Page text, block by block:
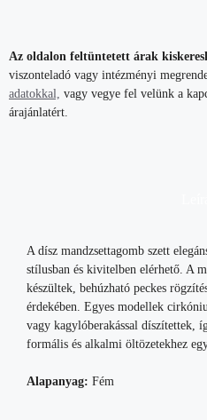
Az oldalon feltüntetett árak
viszonteladó vagy intézményi
adatokkal, vagy vegye fel velünk a
árajánlatért.
A dísz mandzsettagomb szett
stílusban és kivitelben elérhető. A
készültek, behúzható peckes
érdekében. Egyes modellek
vagy kagylóberakással díszítettek,
formális és alkalmi öltözetekhez
Alapanyag: Fém